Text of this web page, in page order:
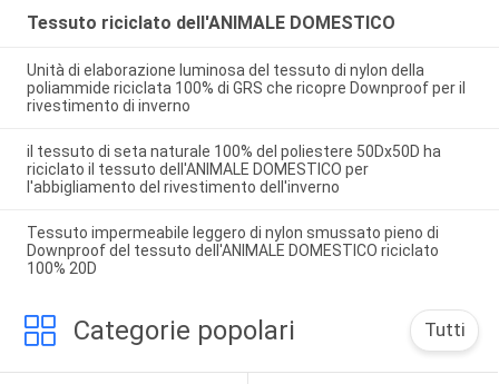
Tessuto riciclato dell'ANIMALE DOMESTICO
Unità di elaborazione luminosa del tessuto di nylon della
poliammide riciclata 100% di GRS che ricopre Downproof per il
rivestimento di inverno
il tessuto di seta naturale 100% del poliestere 50Dx50D ha
riciclato il tessuto dell'ANIMALE DOMESTICO per
l'abbigliamento del rivestimento dell'inverno
Tessuto impermeabile leggero di nylon smussato pieno di
Downproof del tessuto dell'ANIMALE DOMESTICO riciclato
100% 20D
Categorie popolari Tutti